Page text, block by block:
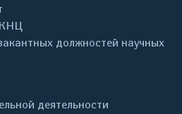
должностей научных
деятельности